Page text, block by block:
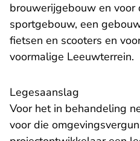
brouwerijgebouw en voor
sportgebouw, een
fietsen en scooters en
voormalige Leeuwterrein.
Legesaanslag
Voor het in behandeling
voor die